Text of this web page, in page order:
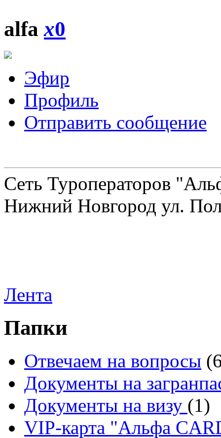
alfax0
Эфир
Профиль
Отправить сообщение
Сеть Туроператоров
Нижний Новгород ул.
Лента
Папки
Отвечаем на вопросы
Документы на
Документы на визу (1)
VIP-карта "Альфа